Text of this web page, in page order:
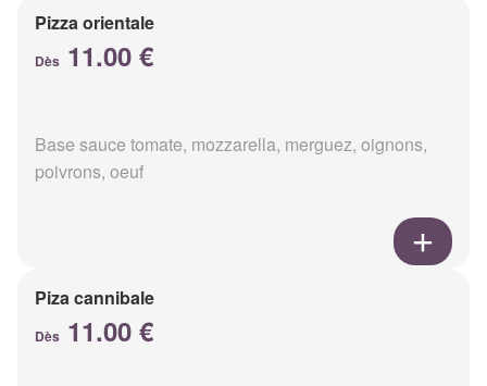
Pizza orientale
Dès 11.00 €
Base sauce tomate, mozzarella, merguez, oignons,
poivrons, oeuf
Piza cannibale
Dès 11.00 €